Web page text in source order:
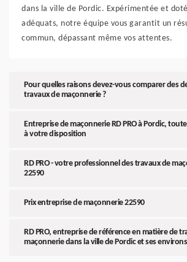
dans la ville de Pordic. Expérimentée et
adéquats, notre équipe vous garantit un
commun, dépassant même vos attentes.
Pour quelles raisons devez-vous comparer des
travaux de maçonnerie ?
Entreprise de maçonnerie RD PRO à Pordic,
à votre disposition
RD PRO - votre professionnel des travaux de
22590
Prix entreprise de maçonnerie 22590
RD PRO, entreprise de référence en matière de
maçonnerie dans la ville de Pordic et ses environs